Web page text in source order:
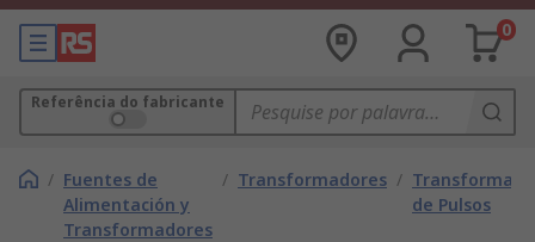
0
Referência do fabricante
/ Fuentes de
Alimentación y
Transformadores
/ Transformadores /
de Pulsos